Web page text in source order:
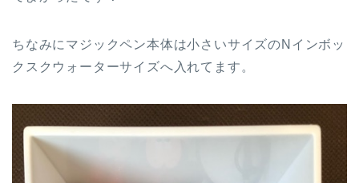
ちなみにマジックペン本体は小さいサイズのNインボッ
クスクウォーターサイズへ入れてます。